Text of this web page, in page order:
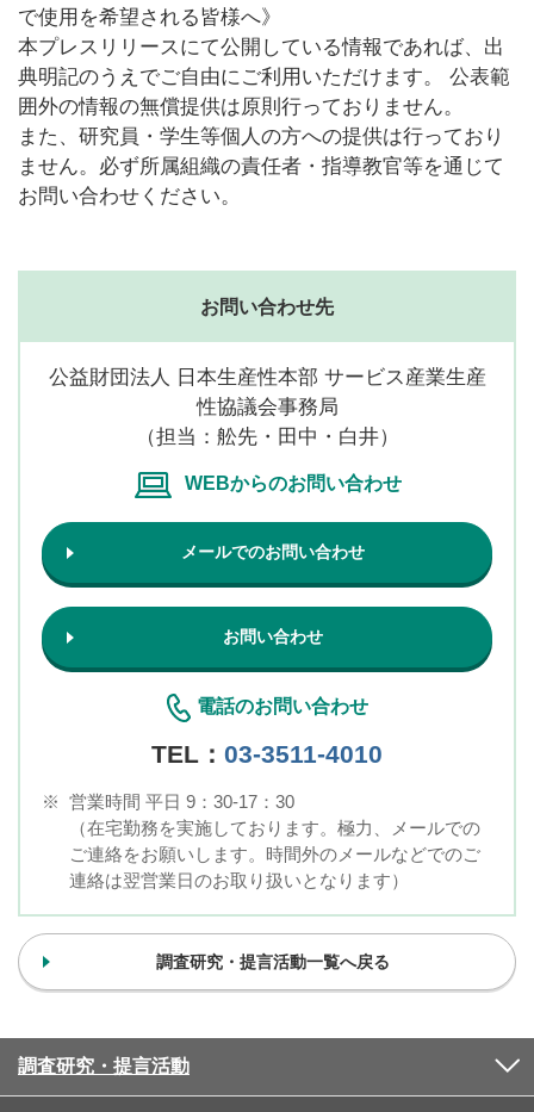
で使用を希望される皆様へ》
本プレスリリースにて公開している情報であれば、出
典明記のうえでご自由にご利用いただけます。 公表範
囲外の情報の無償提供は原則行っておりません。
また、研究員・学生等個人の方への提供は行っており
ません。必ず所属組織の責任者・指導教官等を通じて
お問い合わせください。
お問い合わせ先
公益財団法人 日本生産性本部 サービス産業生産
性協議会事務局
（担当：舩先・田中・白井）
WEBからのお問い合わせ
メールでのお問い合わせ
お問い合わせ
電話のお問い合わせ
TEL： 03-3511-4010
※ 営業時間 平日 9：30-17：30
（在宅勤務を実施しております。極力、メールでの
ご連絡をお願いします。時間外のメールなどでのご
連絡は翌営業日のお取り扱いとなります）
調査研究・提言活動一覧へ戻る
調査研究・提言活動